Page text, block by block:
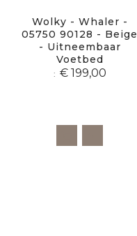
Wolky - Whaler -
05750 90128 - Beige
- Uitneembaar
Voetbed
€ 199,00